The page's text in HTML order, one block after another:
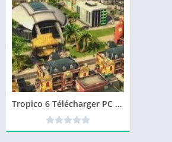
Tropico 6 Télécharger PC – Version complète des jeu